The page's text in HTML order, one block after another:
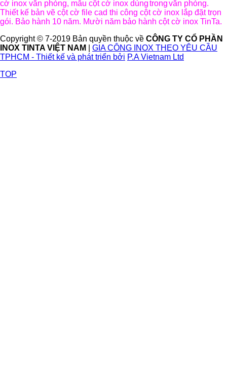
cờ inox văn phòng, mẫu cột cờ inox dùngtrongvăn phòng.
Thiết kế bản vẽ cột cờ file cad thi công cột cờ inox lắp đặt trọn
gói. Bảo hành 10 năm. Mười năm bảo hành cột cờ inox TinTa.
Copyright © 7-2019 Bản quyền thuộc về CÔNG TY CỔ PHẦN
INOX TINTA VIỆT NAM
GIA CÔNG INOX THEO YÊU CẦU
TPHCM - Thiết kế và phát triển bởi P.A Vietnam Ltd
TOP